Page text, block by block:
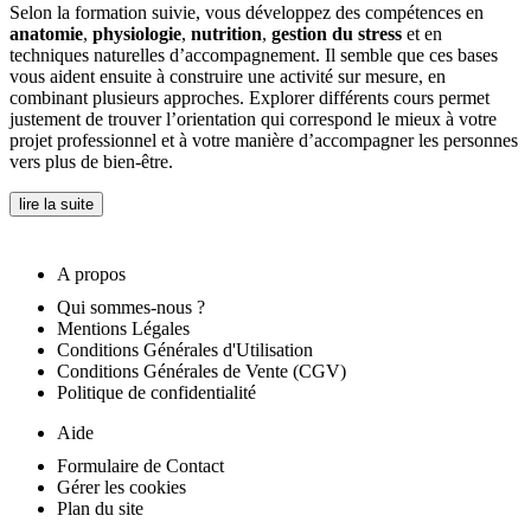
Selon la formation suivie, vous développez des compétences en
anatomie, physiologie, nutrition, gestion du stress et en
techniques naturelles d’accompagnement. Il semble que ces bases
vous aident ensuite à construire une activité sur mesure, en
combinant plusieurs approches. Explorer différents cours permet
justement de trouver l’orientation qui correspond le mieux à votre
projet professionnel et à votre manière d’accompagner les personnes
vers plus de bien-être.
lire la suite
A propos
Qui sommes-nous ?
Mentions Légales
Conditions Générales d'Utilisation
Conditions Générales de Vente (CGV)
Politique de confidentialité
Aide
Formulaire de Contact
Gérer les cookies
Plan du site